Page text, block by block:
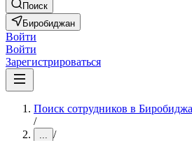
Поиск
Биробиджан
Войти
Войти
Зарегистрироваться
Поиск сотрудников в
/
... /